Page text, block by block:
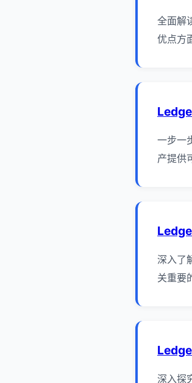
全面解
优点方
一步一
产提供
深入了
关重要
深入探